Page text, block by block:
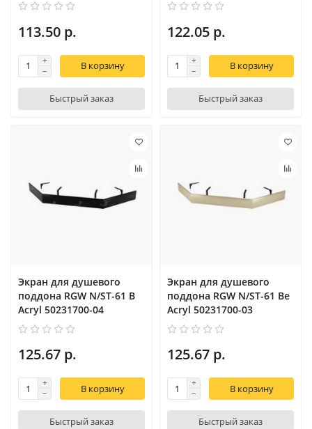
113.50 р.
В корзину
Быстрый заказ
122.05 р.
В корзину
Быстрый заказ
Экран для душевого
поддона RGW N/ST-61 B
Acryl 50231700-04
125.67 р.
В корзину
Быстрый заказ
Экран для душевого
поддона RGW N/ST-61 Be
Acryl 50231700-03
125.67 р.
В корзину
Быстрый заказ